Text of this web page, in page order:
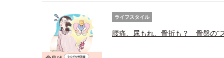
ライフスタイル
腰痛、尿もれ、骨折も？ 骨盤の“